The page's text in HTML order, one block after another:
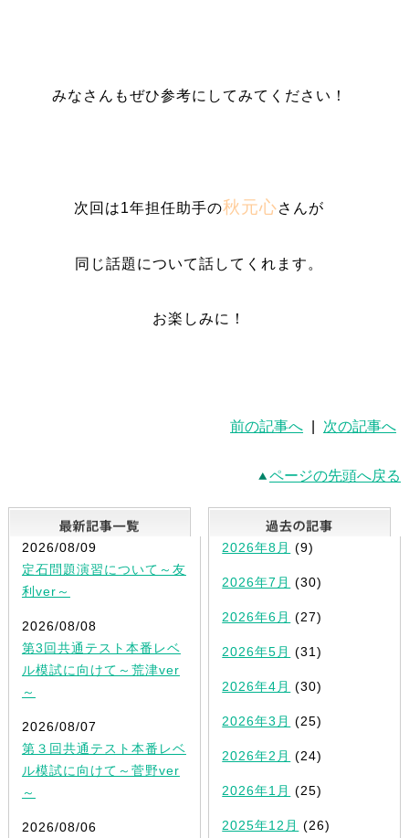
みなさんもぜひ参考にしてみてください！
次回は1年担任助手の秋元心さんが
同じ話題について話してくれます。
お楽しみに！
前の記事へ 次の記事へ
ページの先頭へ戻る
最新記事一覧
2026/08/09
定石問題演習について～友
利ver～
2026/08/08
第3回共通テスト本番レベ
ル模試に向けて～荒津ver
～
2026/08/07
第３回共通テスト本番レベ
ル模試に向けて～菅野ver
～
2026/08/06
2026年8月 (9)
2026年7月 (30)
2026年6月 (27)
2026年5月 (31)
2026年4月 (30)
2026年3月 (25)
2026年2月 (24)
2026年1月 (25)
2025年12月 (26)